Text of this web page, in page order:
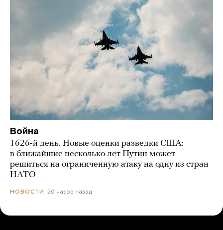
Война
1626-й день. Новые оценки разведки США:
в ближайшие несколько лет Путин может
решиться на ограниченную атаку на одну из стран
НАТО
НОВОСТИ 20 часов назад